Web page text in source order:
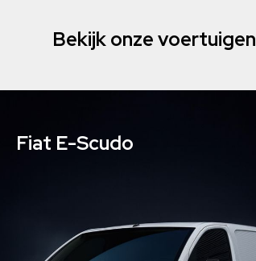
Bekijk onze voertuigen
Fiat E-Scudo